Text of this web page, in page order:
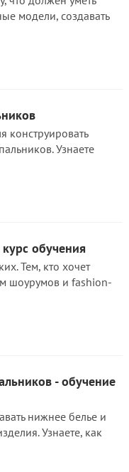
модели, создавать
конструировать
Узнаете
обучения
Тем, кто хочет
шоурумов и fashion-
- обучение
нижнее белье и
Узнаете, как